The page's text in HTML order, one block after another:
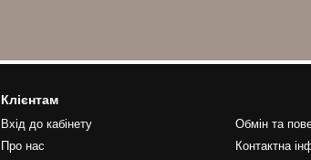
Клієнтам
Вхід до кабінету
Про нас
Обмін та
Контактна